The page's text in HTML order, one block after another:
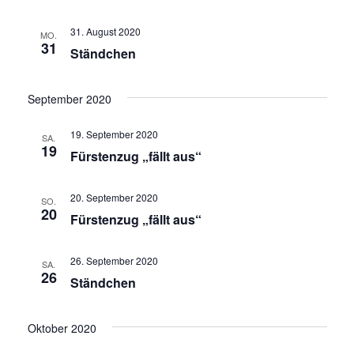
MO.
31 Ständchen
31. August 2020
September 2020
SA.
19 Fürstenzug „fällt aus“
19. September 2020
SO.
20 Fürstenzug „fällt aus“
20. September 2020
SA.
26 Ständchen
26. September 2020
Oktober 2020